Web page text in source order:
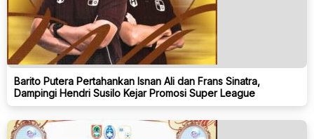
Barito Putera Pertahankan Isnan Ali dan Frans Sinatra,
Dampingi Hendri Susilo Kejar Promosi Super League